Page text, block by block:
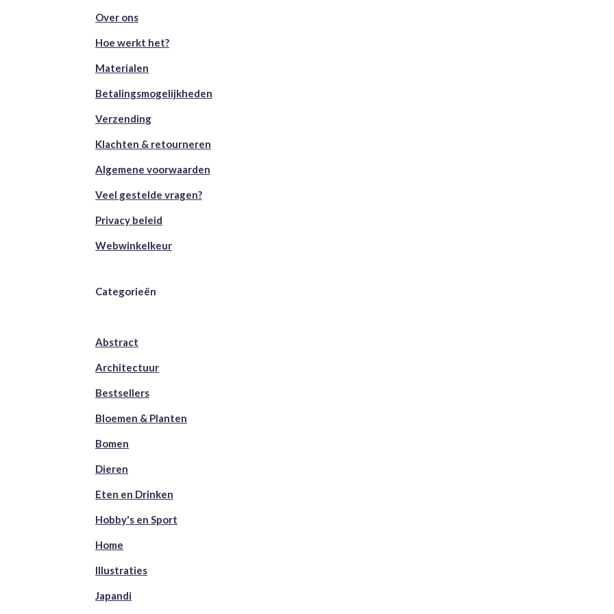
Over ons
Hoe werkt het?
Materialen
Betalingsmogelijkheden
Verzending
Klachten & retourneren
Algemene voorwaarden
Veel gestelde vragen?
Privacy beleid
Webwinkelkeur
Categorieën
Abstract
Architectuur
Bestsellers
Bloemen & Planten
Bomen
Dieren
Eten en Drinken
Hobby's en Sport
Home
Illustraties
Japandi